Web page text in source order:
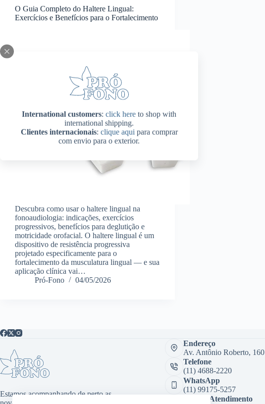
International customers: click here to shop with
international shipping.
Clientes internacionais: clique aqui para comprar
com envio para o exterior.
O Guia Completo do Haltere Lingual:
Exercícios e Benefícios para o Fortalecimento
Descubra como usar o haltere lingual na
fonoaudiologia: indicações, exercícios
progressivos, benefícios para deglutição e
motricidade orofacial. O haltere lingual é um
dispositivo de resistência progressiva
projetado especificamente para o
fortalecimento da musculatura lingual — e sua
aplicação clínica vai…
Pró-Fono
04/05/2026
Estamos acompanhando de perto as
Endereço
Av. Antônio Roberto, 160
Telefone
(11) 4688-2220
WhatsApp
(11) 99175-5257
Sala de Atendimento